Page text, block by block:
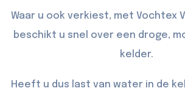
Waar u ook verkiest, met Vochtex
beschikt u snel over een droge,
kelder.
Heeft u dus last van water in de